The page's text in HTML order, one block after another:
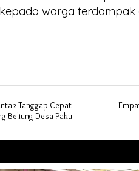
warga terdampak
Tanggap Cepat
Beliung Desa Paku